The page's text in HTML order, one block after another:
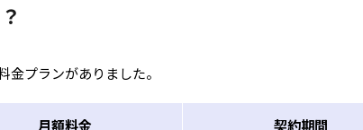
金プランがありました。
月額料金 契約期間